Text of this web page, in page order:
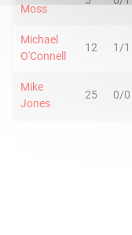
Moss
Michael
O'Connell
12 1/1
Mike
Jones
25 0/0